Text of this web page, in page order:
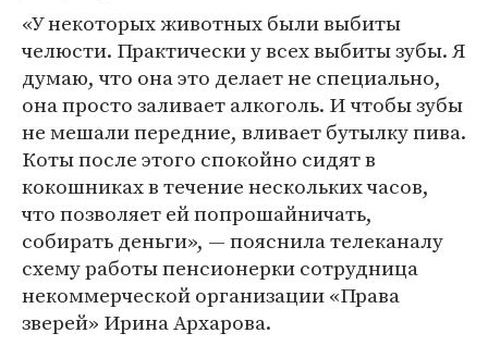
«У некоторых животных были выбиты
челюсти. Практически у всех выбиты зубы. Я
думаю, что она это делает не специально,
она просто заливает алкоголь. И чтобы зубы
не мешали передние, вливает бутылку пива.
Коты после этого спокойно сидят в
кокошниках в течение нескольких часов,
что позволяет ей попрошайничать,
собирать деньги», — пояснила телеканалу
схему работы пенсионерки сотрудница
некоммерческой организации «Права
зверей» Ирина Архарова.